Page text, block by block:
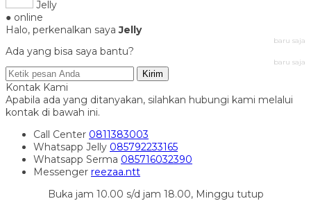
Jelly
● online
Halo, perkenalkan sayaJelly
baru saja
Ada yang bisa saya bantu?
baru saja
Kirim
Kontak Kami
Apabila ada yang ditanyakan, silahkan hubungi kami melalui
kontak di bawah ini.
Call Center 0811383003
Whatsapp Jelly 085792233165
Whatsapp Serma 085716032390
Messenger reezaa.ntt
Buka jam 10.00 s/d jam 18.00, Minggu tutup